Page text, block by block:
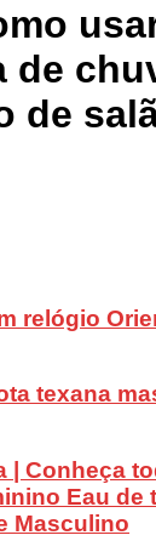
de
de
relógio
texana
| Conheça
Eau de
Masculino